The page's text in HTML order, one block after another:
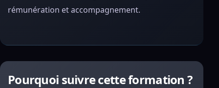
rémunération et accompagnement.
Pourquoi suivre cette formation ?